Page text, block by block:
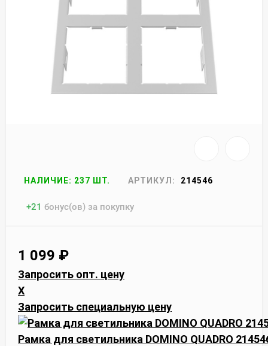
НАЛИЧИЕ: 237 ШТ. АРТИКУЛ: 214546
+21 бонус(ов) за покупку
1 099 ₽
Запросить опт. цену
X
Запросить специальную цену
Рамка для светильника DOMINO QUADRO